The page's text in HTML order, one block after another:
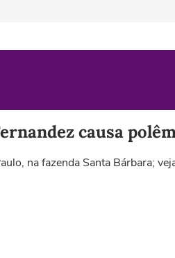
causa
na fazenda Santa Bárbara;